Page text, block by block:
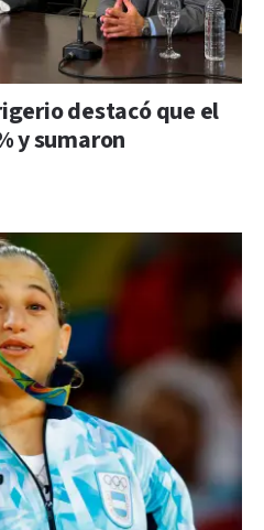
destacó que el
y sumaron